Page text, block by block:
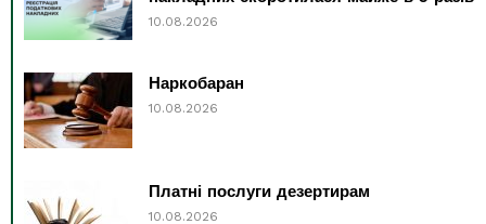
10.08.2026
Наркобаран
10.08.2026
Платні послуги дезертирам
10.08.2026